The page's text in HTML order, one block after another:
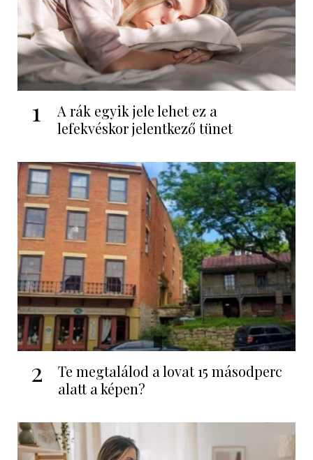
1
A rák egyik jele lehet ez a
lefekvéskor jelentkező tünet
2
Te megtalálod a lovat 15 másodperc
alatt a képen?